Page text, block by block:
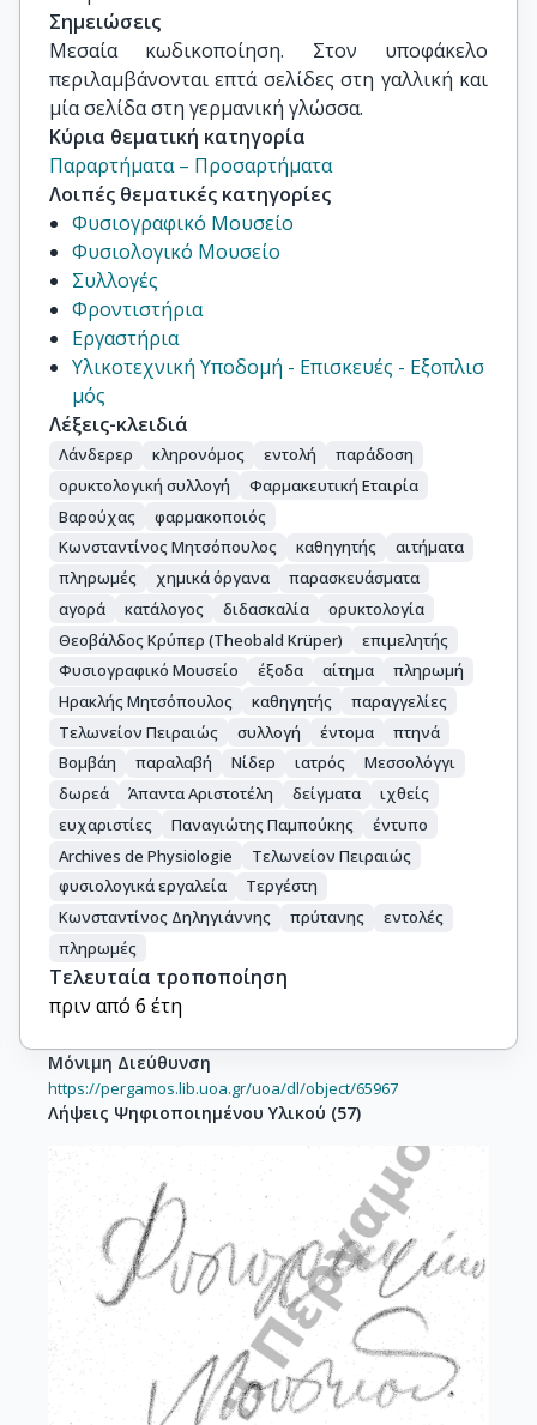
Σημειώσεις
Μεσαία κωδικοποίηση. Στον υποφάκελο
περιλαμβάνονται επτά σελίδες στη γαλλική και
μία σελίδα στη γερμανική γλώσσα.
Κύρια θεματική κατηγορία
Παραρτήματα – Προσαρτήματα
Λοιπές θεματικές κατηγορίες
Φυσιογραφικό Μουσείο
Φυσιολογικό Μουσείο
Συλλογές
Φροντιστήρια
Εργαστήρια
Υλικοτεχνική Υποδομή - Επισκευές - Εξοπλισ
μός
Λέξεις-κλειδιά
Λάνδερερ κληρονόμος εντολή
παράδοση
ορυκτολογική συλλογή
Φαρμακευτική Εταιρία
Βαρούχας
φαρμακοποιός
Κωνσταντίνος Μητσόπουλος
καθηγητής
αιτήματα
πληρωμές
χημικά όργανα
παρασκευάσματα
αγορά
κατάλογος διδασκαλία
ορυκτολογία
Θεοβάλδος Κρύπερ (Theobald Krüper)
επιμελητής
Φυσιογραφικό Μουσείο
έξοδα αίτημα
πληρωμή
Ηρακλής Μητσόπουλος
καθηγητής
παραγγελίες
Τελωνείον Πειραιώς
συλλογή έντομα
πτηνά
Βομβάη
παραλαβή Νίδερ ιατρός
Μεσσολόγγι
δωρεά
Άπαντα Αριστοτέλη δείγματα
ιχθείς
ευχαριστίες
Παναγιώτης Παμπούκης
έντυπο
Archives de Physiologie
Τελωνείον Πειραιώς
φυσιολογικά εργαλεία
Τεργέστη
Κωνσταντίνος Δηληγιάννης
πρύτανης
εντολές
πληρωμές
Τελευταία τροποποίηση
πριν από 6 έτη
Μόνιμη Διεύθυνση
https://pergamos.lib.uoa.gr/uoa/dl/object/65967
Λήψεις Ψηφιοποιημένου Υλικού (57)